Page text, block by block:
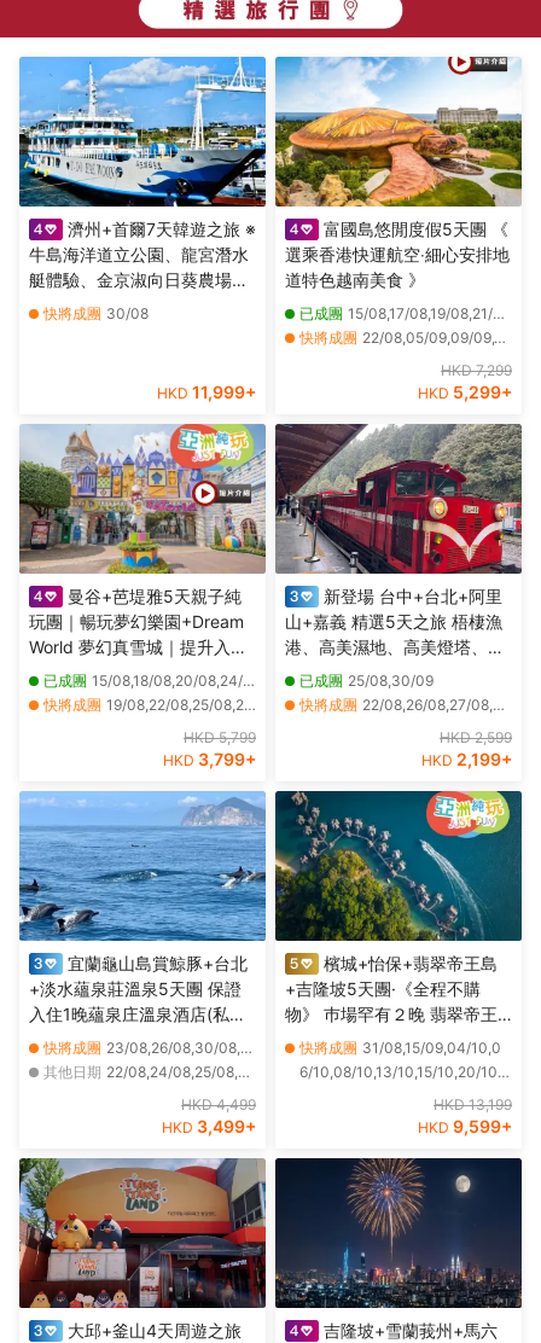
濟州+首爾7天韓遊之旅 ※
牛島海洋道立公園、龍宮潛水
艇體驗、金京淑向日葵農場、
Kidzania兒童職業主題樂園、
快將成團 30/08
HKD 11,999+
富國島悠閒度假5天團 《
選乘香港快運航空‧細心安排地
道特色越南美食 》
已成團 15/08,17/08,19/08,21/08,17/10
快將成團 22/08,05/09,09/09,12/09,16/09,19/09,23/09,26/09,07/10,10/10,14/10,21/10,24/10,28/10,31/10,06/11,13/11,20/11,27/11,11/12
HKD 7,299
HKD 5,299+
曼谷+芭堤雅5天親子純
玩團｜暢玩夢幻樂園+Dream
World 夢幻真雪城｜提升入住
2晚芭堤雅Centre Point Prime
Pattaya Deluxe Premier及暢
已成團 15/08,18/08,20/08,24/08
快將成團 19/08,22/08,25/08,26/08,27/08,28/08,29/08,30/08,31/08,01/09,02/09,04/09,05/09,06/09,07/09,08/09,09/09,10/09,11/09,12/09
25/10,27/10,29/10,01/11,03/11,05/11,08/11,10/11,12/11,15/11,17/11,19/11,22/11,24/11,26/11,29/11,01/12,03/12,06/12,08/12
HKD 5,799
HKD 3,799+
新登場 台中+台北+阿里
山+嘉義 精選5天之旅 梧棲漁
港、高美濕地、高美燈塔、阿
里山森林風景(重本安排小火車
)、苗栗百變影城、十分瀑布、
已成團 25/08,30/09
快將成團 22/08,26/08,27/08,29/08,01/09,02/09,03/09,05/09,08/09,09/09,10/09,12/09,15/09,16/09,17/09,19/09,22/09,24/09,28/09,29/09
23/08,24/08,28/08,30/08,31/08,04/09,06/09,07/09,11/09,13/09,14/09,18/09,20/09,21/09,23/09,25/09,26/09,27/09,01/10,02/10
HKD 2,599
HKD 2,199+
宜蘭龜山島賞鯨豚+台北
+淡水蘊泉莊溫泉5天團 保證
入住1晚蘊泉庄溫泉酒店(私人
溫泉客房)、幾米廣場、羅東夜
市、羅東林業文化園區、蘭陽
快將成團 23/08,26/08,30/08,02/09,07/09,09/09,15/09,16/09,20/09,23/09,30/09,04/10,18/10,20/10,26/10
其他日期 22/08,24/08,25/08,27/08,28/08,29/08,31/08,01/09,03/09,04/09,05/09,06/09,08/09,10/09,11/09,12/09,13/09,14/09,17/09,18/09
HKD 4,499
HKD 3,499+
檳城+怡保+翡翠帝王島
+吉隆坡5天團·《全程不購
物》 巿場罕有２晚 翡翠帝王
島 Garden Villa 包 SPA 、吉
隆坡五星級巿中心EQ酒店 包
家山頂夜景餐廳享用晚餐＋新
派肉骨茶+果木煙燻甘榜雞
快將成團 31/08,15/09,04/10,0
6/10,08/10,13/10,15/10,20/10,2
2/10,27/10,29/10,03/11,05/11,1
0/11,12/11,17/11,26/11,29/11,03/1
HKD 13,199
HKD 9,599+
大邱+釜山4天周遊之旅
吉隆坡+雪蘭莪州+馬六